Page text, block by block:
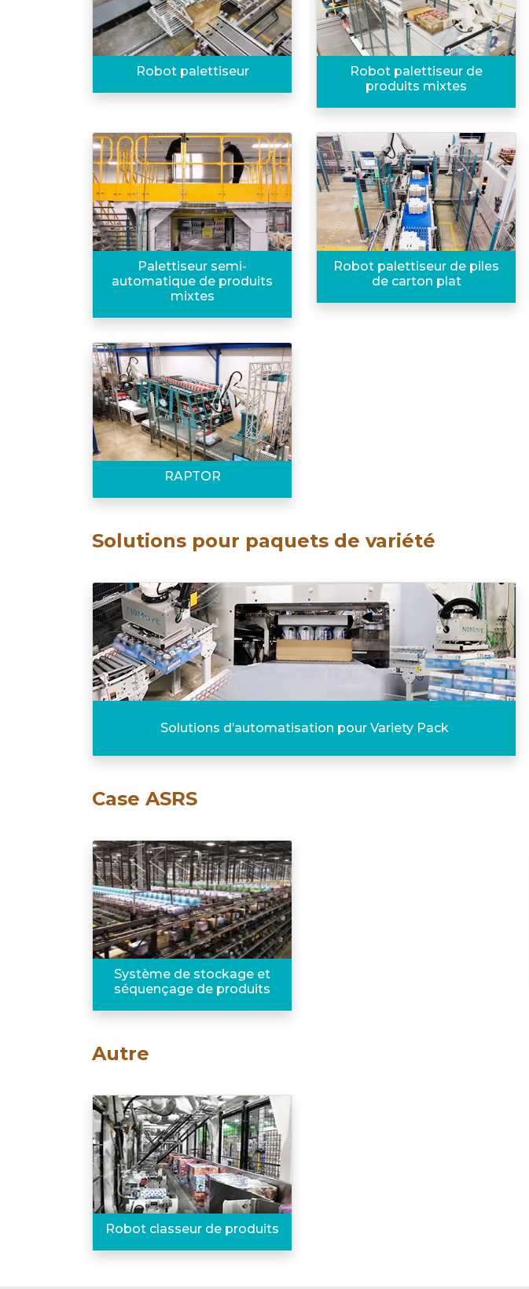
Robot palettiseur
Robot palettiseur de
produits mixtes
Palettiseur semi-
automatique de produits
mixtes
Robot palettiseur de piles
de carton plat
RAPTOR
Solutions pour paquets de variété
Solutions d’automatisation pour Variety Pack
Case ASRS
Système de stockage et
séquençage de produits
Autre
Robot classeur de produits